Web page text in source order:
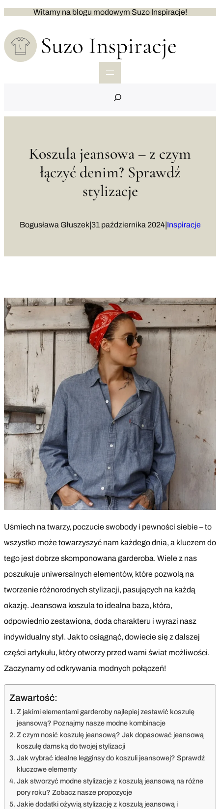
treści
Witamy na blogu modowym Suzo Inspiracje!
Koszula jeansowa – z czym
łączyć denim? Sprawdź
stylizacje
Bogusława Głuszek|31 października 2024|Inspiracje
Uśmiech na twarzy, poczucie swobody i pewności siebie – to
wszystko może towarzyszyć nam każdego dnia, a kluczem do
tego jest dobrze skomponowana garderoba. Wiele z nas
poszukuje uniwersalnych elementów, które pozwolą na
tworzenie różnorodnych stylizacji, pasujących na każdą
okazję. Jeansowa koszula to idealna baza, która,
odpowiednio zestawiona, doda charakteru i wyrazi nasz
indywidualny styl. Jak to osiągnąć, dowiecie się z dalszej
części artykułu, który otworzy przed wami świat możliwości.
Zaczynamy od odkrywania modnych połączeń!
Zawartość:
Z jakimi elementami garderoby najlepiej zestawić koszulę
jeansową? Poznajmy nasze modne kombinacje
Z czym nosić koszulę jeansową? Jak dopasować jeansową
koszulę damską do twojej stylizacji
Jak wybrać idealne legginsy do koszuli jeansowej? Sprawdź
kluczowe elementy
Jak stworzyć modne stylizacje z koszulą jeansową na różne
pory roku? Zobacz nasze propozycje
Jakie dodatki ożywią stylizację z koszulą jeansową i